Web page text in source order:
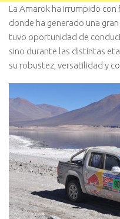
La Amarok ha irrumpido
donde ha generado una
tuvo oportunidad de
sino durante las distintas
su robustez, versatilidad y